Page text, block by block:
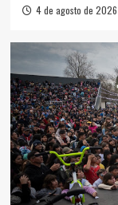
4 de agosto de 2026